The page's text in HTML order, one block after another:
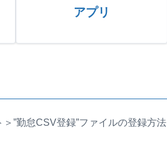
アプリ
”勤怠CSV登録”ファイルの登録方法